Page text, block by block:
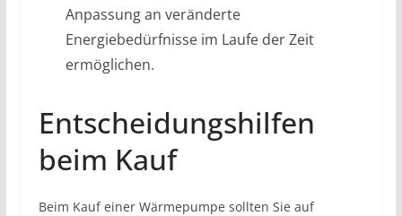
Anpassung an veränderte
Energiebedürfnisse im Laufe der Zeit
ermöglichen.
Entscheidungshilfen
beim Kauf
Beim Kauf einer Wärmepumpe sollten Sie auf